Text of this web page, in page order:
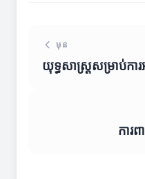
មុន
យុទ្ធសាស្ត្រសម្រាប់ការ
ការ